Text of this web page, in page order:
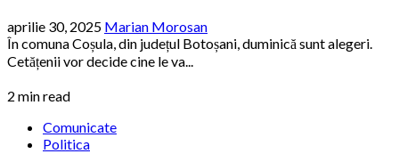
aprilie 30, 2025 Marian Morosan
În comuna Coșula, din județul Botoșani, duminică sunt alegeri.
Cetățenii vor decide cine le va...
2 min read
Comunicate
Politica